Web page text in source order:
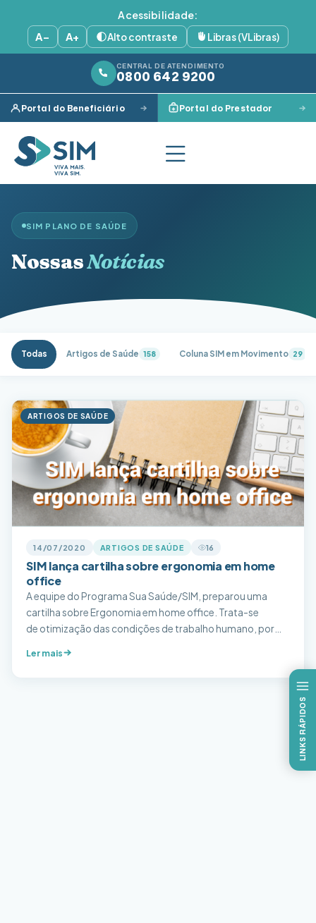
Acessibilidade:
A−
A+ Alto contraste Libras (VLibras)
CENTRAL DE ATENDIMENTO
0800 642 9200
Portal do Beneficiário Portal do Prestador
SIM PLANO DE SAÚDE
NossasNotícias
Todas Artigos de Saúde 158 Coluna SIM em Movimento 29
ARTIGOS DE SAÚDE
14/07/2020 ARTIGOS DE SAÚDE 16
SIM lança cartilha sobre ergonomia em home
office
A equipe do Programa Sua Saúde/SIM, preparou uma
cartilha sobre Ergonomia em home office. Trata-se
de otimização das condições de trabalho humano, por
casa para que as condições de trabalho não agridam a sua
Ler mais
LINKS RÁPIDOS